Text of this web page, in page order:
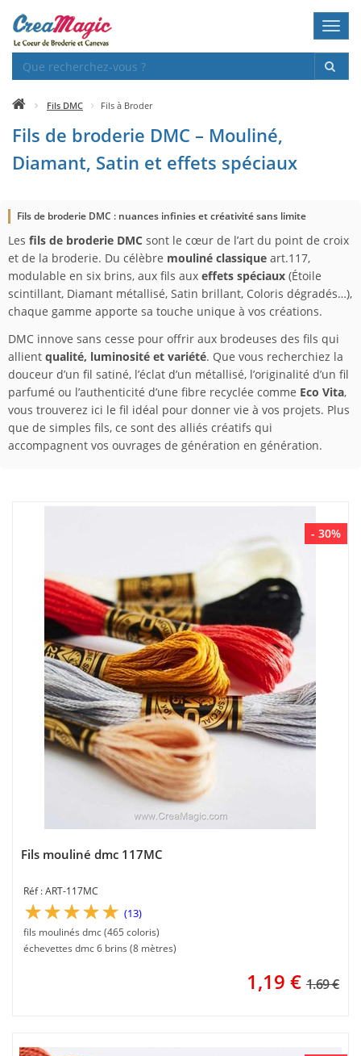
Fils DMC Fils à Broder
Fils de broderie DMC – Mouliné,
Diamant, Satin et effets spéciaux
Fils de broderie DMC : nuances infinies et créativité sans limite
Les fils de broderie DMC sont le cœur de l’art du point de croix
et de la broderie. Du célèbre mouliné classique art.117,
modulable en six brins, aux fils aux effets spéciaux (Étoile
scintillant, Diamant métallisé, Satin brillant, Coloris dégradés…),
chaque gamme apporte sa touche unique à vos créations.
DMC innove sans cesse pour offrir aux brodeuses des fils qui
allient qualité, luminosité et variété. Que vous recherchiez la
douceur d’un fil satiné, l’éclat d’un métallisé, l’originalité d’un fil
parfumé ou l’authenticité d’une fibre recyclée comme Eco Vita,
vous trouverez ici le fil idéal pour donner vie à vos projets. Plus
que de simples fils, ce sont des alliés créatifs qui
accompagnent vos ouvrages de génération en génération.
- 30%
Fils mouliné dmc 117MC
ART-117MC
(13)
fils moulinés dmc (465 coloris)
échevettes dmc 6 brins (8 mètres)
1,19 € 1.69 €